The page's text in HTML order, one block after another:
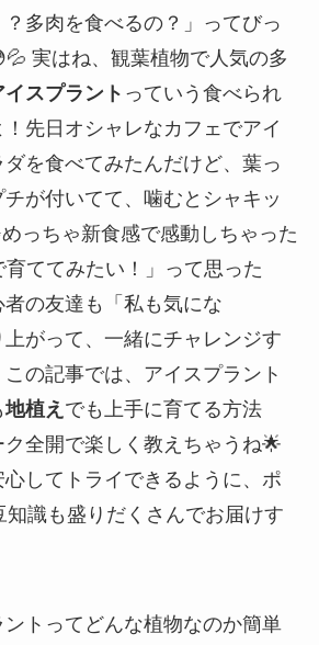
多肉を食べるの？」ってびっ
実はね、観葉植物で人気の多
イスプラント っていう食べられ
先日オシャレなカフェでアイ
を食べてみたんだけど、葉っ
が付いてて、噛むとシャキッ
っちゃ新食感で感動しちゃった
ててみたい！」って思った
の友達も「私も気にな
がって、一緒にチャレンジす
の記事では、アイスプラント
地植え でも上手に育てる方法
全開で楽しく教えちゃうね🌟
してトライできるように、ポ
知識も盛りだくさんでお届けす
ントってどんな植物なのか簡単